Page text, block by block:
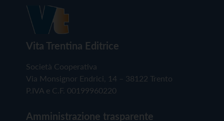
Vita Trentina Editrice
Società Cooperativa
Via Monsignor Endrici, 14 – 38122 Trento
P.IVA e C.F. 00199960220
Amministrazione trasparente